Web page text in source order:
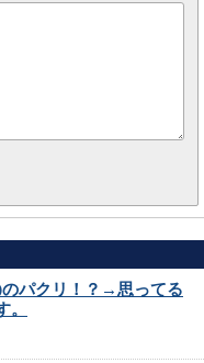
パクリ！？→思ってる